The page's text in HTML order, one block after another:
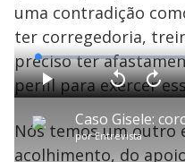
uma contradição
ter corregedoria,
preciso ter
perfil para exercer
porEntrevista
P V
l
t
a
r
0
A
n
ç
a
1
L
o
a
d
e
:
1
.
4
5
%
Nós temos um outro
acolhimento, do